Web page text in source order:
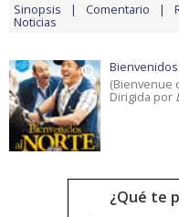
Sinopsis Comentario
Noticias
(Bienvenue
Dirigida por
¿Qué te